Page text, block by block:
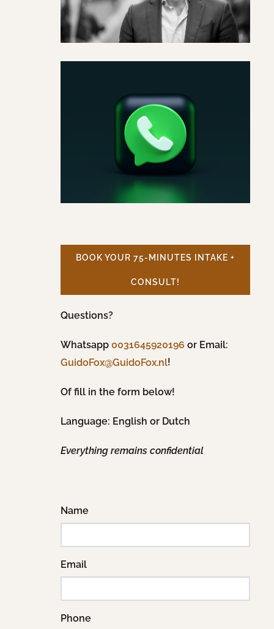
BOOK YOUR 75-MINUTES INTAKE +
CONSULT!
Questions?
Whatsapp 0031645920196 or Email:
GuidoFox@GuidoFox.nl!
Of fill in the form below!
Language: English or Dutch
Everything remains confidential
Name
Email
Phone